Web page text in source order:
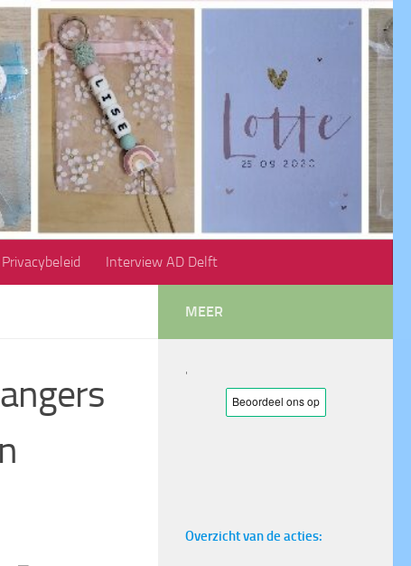
Privacybeleid Interview AD Delft
MEER
'
Overzicht van de acties: